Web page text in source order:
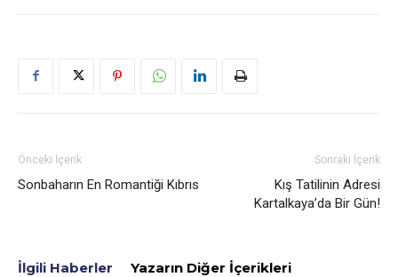
Önceki İçerik
Sonbaharın En Romantiği Kıbrıs
Sonraki İçerik
Kış Tatilinin Adresi
Kartalkaya’da Bir Gün!
İlgili Haberler Yazarın Diğer İçerikleri